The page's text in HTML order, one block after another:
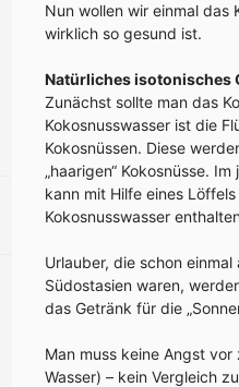
Nun wollen wir einmal das
wirklich so gesund ist.
Natürliches isotonisches
Zunächst sollte man das
Kokosnusswasser ist die
Kokosnüssen. Diese
„haarigen“ Kokosnüsse.
kann mit Hilfe eines
Kokosnusswasser
Urlauber, die schon
Südostasien waren,
das Getränk für die
Man muss keine Angst
Wasser) – kein Vergleich